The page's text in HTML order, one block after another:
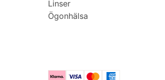
Linser
Ögonhälsa
KlarnaVisa MastercardAmerican Express